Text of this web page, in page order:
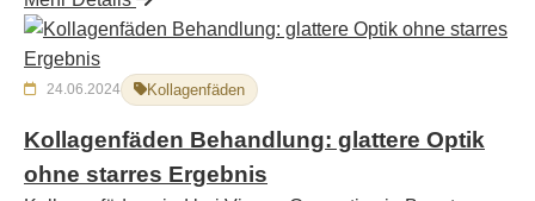
24.06.2024 Kollagenfäden
Kollagenfäden Behandlung: glattere Optik
ohne starres Ergebnis